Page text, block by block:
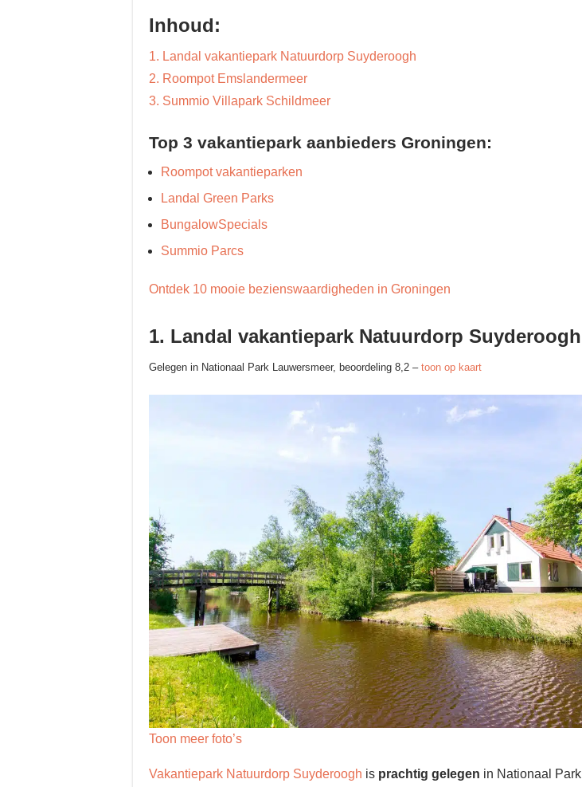
Inhoud:
1. Landal vakantiepark Natuurdorp Suyderoogh
2. Roompot Emslandermeer
3. Summio Villapark Schildmeer
Top 3 vakantiepark aanbieders Groningen:
Roompot vakantieparken
Landal Green Parks
BungalowSpecials
Summio Parcs
Ontdek 10 mooie bezienswaardigheden in Groningen
1. Landal vakantiepark Natuurdorp Suyderoogh
Gelegen in Nationaal Park Lauwersmeer, beoordeling 8,2 – toon op kaart
Toon meer foto’s
Vakantiepark Natuurdorp Suyderoogh is prachtig gelegen in Nationaal Park